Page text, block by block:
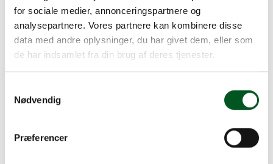
for sociale medier, annonceringspartnere og
analysepartnere. Vores partnere kan kombinere disse
data med andre oplysninger, du har givet dem, eller som
de har indsamlet fra din brug af deres tjenester.
Nødvendig
Præferencer
for Større Jordbrug afholdt i fællesskab med Dansk
Skovforening.
Med knap 100 tilmeldte til medlemsmødet fredag
16. marts var der en livlig debat om, hvordan man
skal til for, at de mange gående forstyrrer naturen
og den private ejendomsret mindst muligt.
for Større Jordbrug. Mange oplever, at de står alene